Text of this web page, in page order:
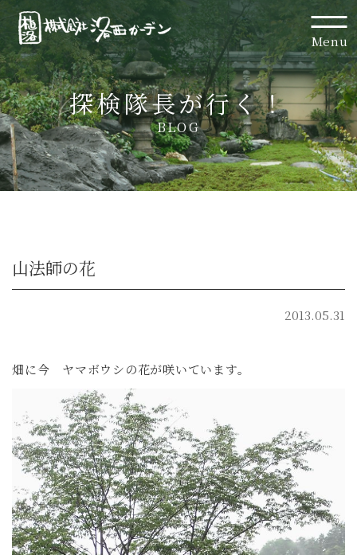
Menu
探検隊長が行く！
BLOG
山法師の花
2013.05.31
畑に今 ヤマボウシの花が咲いています。